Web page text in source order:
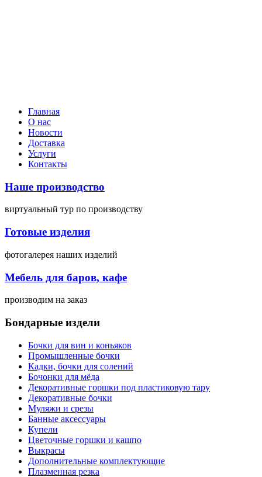
Главная
О нас
Новости
Доставка
Услуги
Контакты
Наше производство
виртуальный тур по производству
Готовые изделия
фотогалерея наших изделий
Мебель для баров, кафе
производим на заказ
Бондарные издели
Бочки для вин и коньяков
Промышленные бочки
Кадки, бочки для солений
Бочонки для мёда
Декоративные горшки под пластиковую тару
Декоративные бочки
Муляжи и срезы
Банные аксессуары
Купели
Цветочные горшки и кашпо
Выкрасы
Дополнительные комплектующие
Плазменная резка